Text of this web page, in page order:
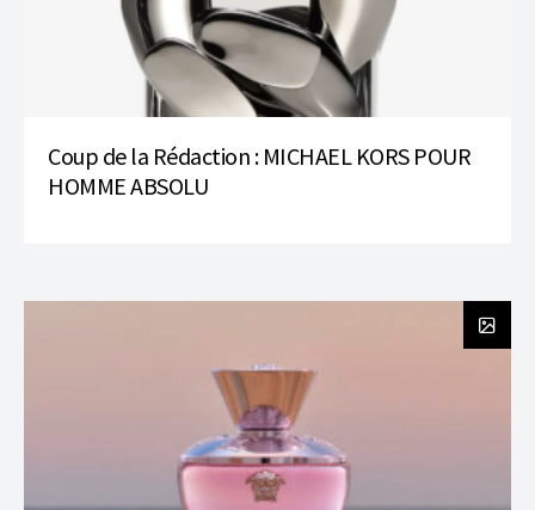
Coup de la Rédaction : MICHAEL KORS POUR
HOMME ABSOLU